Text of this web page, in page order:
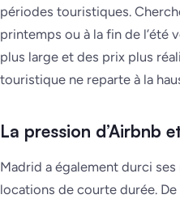
périodes touristiques.
printemps ou à la fin de l’été
plus large et des prix plus
touristique ne reparte à la
La pression d’Airbnb
Madrid a également durci
locations de courte durée.